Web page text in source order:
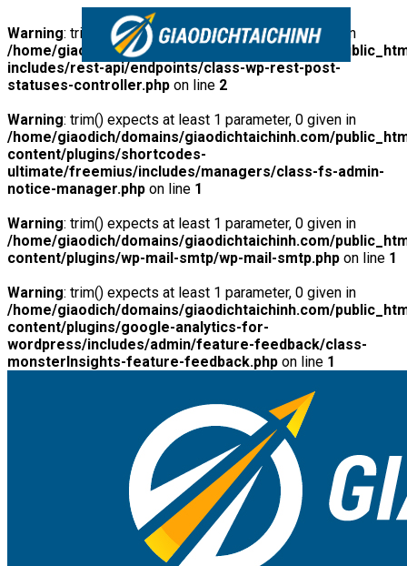
Warning: trim() expects at least 1 parameter, 0 given in
/home/giaodich/domains/giaodichtaichinh.com/
includes/rest-api/endpoints/class-wp-rest-post-
statuses-controller.php on line 2
Warning: trim() expects at least 1 parameter, 0 given in
/home/giaodich/domains/giaodichtaichinh.com/
content/plugins/shortcodes-
ultimate/freemius/includes/managers/class-fs-admin-
notice-manager.php on line 1
Warning: trim() expects at least 1 parameter, 0 given in
/home/giaodich/domains/giaodichtaichinh.com/
content/plugins/wp-mail-smtp/wp-mail-smtp.php on line 1
Warning: trim() expects at least 1 parameter, 0 given in
/home/giaodich/domains/giaodichtaichinh.com/
content/plugins/google-analytics-for-
wordpress/includes/admin/feature-feedback/class-
monsterInsights-feature-feedback.php on line 1